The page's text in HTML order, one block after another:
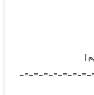
-=-=-=-=-=-=-=-